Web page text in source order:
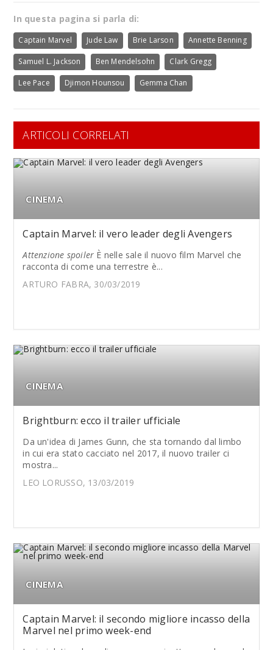
In questa pagina si parla di:
Captain Marvel Jude Law Brie Larson Annette Benning
Samuel L. Jackson Ben Mendelsohn Clark Gregg
Lee Pace Djimon Hounsou Gemma Chan
ARTICOLI CORRELATI
CINEMA
Captain Marvel: il vero leader degli Avengers
Attenzione spoiler È nelle sale il nuovo film Marvel che
racconta di come una terrestre è...
ARTURO FABRA, 30/03/2019
CINEMA
Brightburn: ecco il trailer ufficiale
Da un'idea di James Gunn, che sta tornando dal limbo
in cui era stato cacciato nel 2017, il nuovo trailer ci
mostra...
LEO LORUSSO, 13/03/2019
CINEMA
Captain Marvel: il secondo migliore incasso della
Marvel nel primo week-end